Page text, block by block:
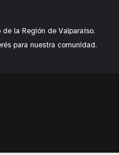
la Región de Valparaíso.
para nuestra comunidad.